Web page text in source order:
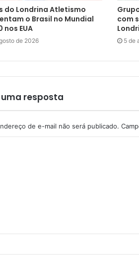
do Londrina Atletismo
o Brasil no Mundial
nos EUA
de 2026
com
5 de
uma resposta
de e-mail não será publicado.